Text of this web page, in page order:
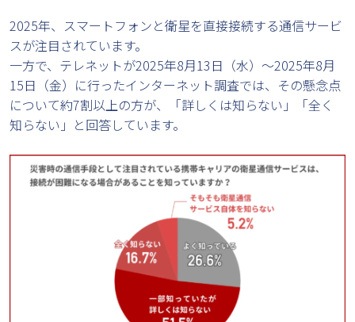
2025年、スマートフォンと衛星を直接接続する通信サービ
スが注目されています。
一方で、テレネットが2025年8月13日（水）～2025年8月
15日（金）に行ったインターネット調査では、その懸念点
について約7割以上の方が、「詳しくは知らない」「全く
知らない」と回答しています。